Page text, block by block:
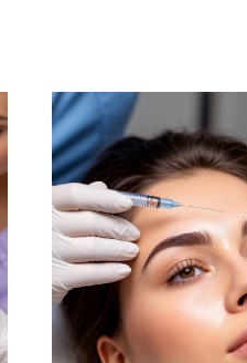
89
Пушкинская 236
Нижняя, 44